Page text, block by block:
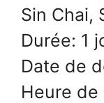
Sin Chai,
Durée: 1
Date de
Heure